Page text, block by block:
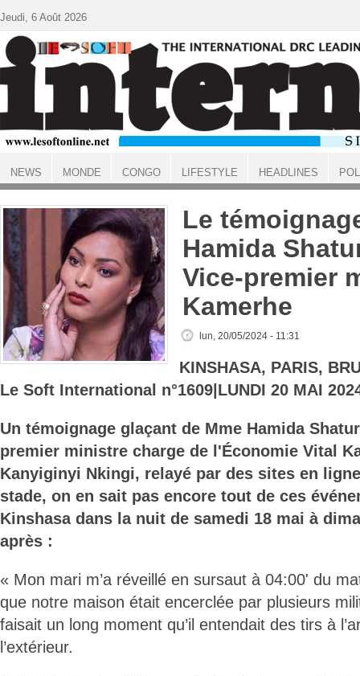
ACCUEIL
Le
Hamida
Vice-premier
Kamerhe
lun, 20/05/2024 - 11:31
KINSHASA, PARIS,
Le Soft International n°1609|LUNDI 20 MAI
Un témoignage glaçant de Mme Hamida
premier ministre charge de l'Économie Vital
Kanyiginyi Nkingi, relayé par des sites en
stade, on en sait pas encore tout de ces
Kinshasa dans la nuit de samedi 18 mai à
après :
« Mon mari m’a réveillé en sursaut à 04:00' du
que notre maison était encerclée par plusieurs
faisait un long moment qu’il entendait des tirs à
l’extérieur.
Jeudi, 6 Août 2026
NEWS MONDE CONGO LIFESTYLE HEADLINES